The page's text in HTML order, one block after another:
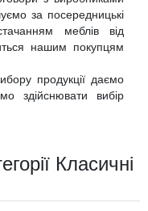
за посередницькі
меблів від
нашим покупцям
продукції даємо
здійснювати вибір
Класичні